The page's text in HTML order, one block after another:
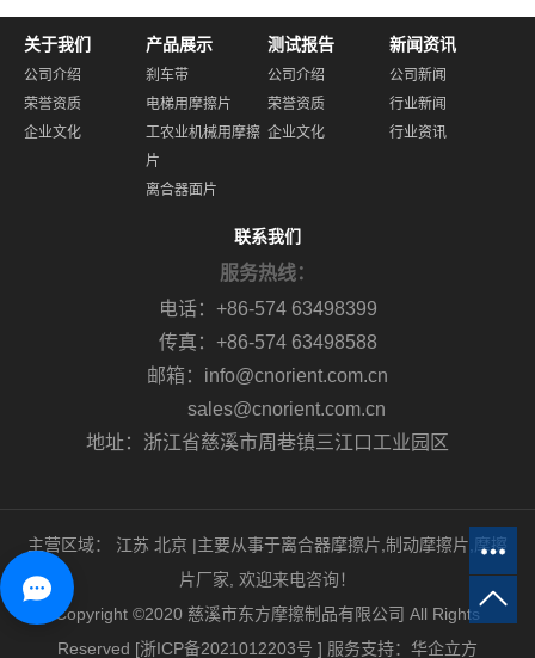
关于我们
公司介绍
荣誉资质
企业文化
产品展示
刹车带
电梯用摩擦片
工农业机械用摩擦
片
离合器面片
测试报告
公司介绍
荣誉资质
企业文化
新闻资讯
公司新闻
行业新闻
行业资讯
联系我们
服务热线：
电话：+86-574 63498399
传真：+86-574 63498588
邮箱：info@cnorient.com.cn
sales@cnorient.com.cn
地址：浙江省慈溪市周巷镇三江口工业园区
主营区域： 江苏 北京 |主要从事于离合器摩擦片 制动摩擦片 摩擦
片厂家 , 欢迎来电咨询！
Copyright ©2020 慈溪市东方摩擦制品有限公司 All Rights
Reserved [浙ICP备2021012203号 ] 服务支持： 华企立方